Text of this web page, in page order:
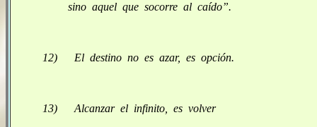
sino aquel que socorre al caído”.
12) El destino no es azar, es opción.
13) Alcanzar el infinito, es volver